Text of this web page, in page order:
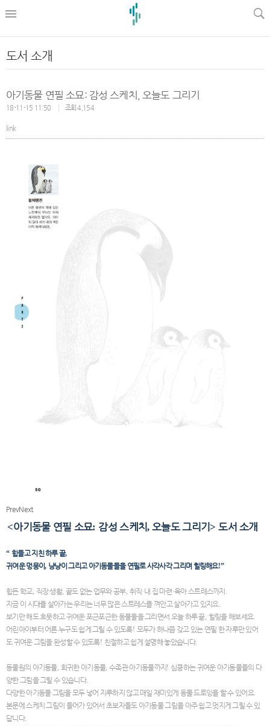
도서 소개
아기동물 연필 소묘: 감성 스케치, 오늘도 그리기
18-11-15 11:50 조회 4,154
link
PrevNext
<아기동물 연필 소묘: 감성 스케치,오늘도 그리기>도서 소개
“ 힘들고 지친 하루 끝,
귀여운 멍뭉이, 냥냥이 그리고 아기동물들을 연필로 사각사각 그리며 힐링해요!”
힘든 학교, 직장 생활, 끝도 없는 업무와 공부, 취직·내 집 마련·육아 스트레스까지 .
지금 이 시대를 살아가는 우리는 너무 많은 스트레스를 껴안고 살아가고 있지요.
보기만 해도 흐뭇하고 귀여운 포근포근한 동물들을 그리면서 오늘 하루 끝, 힐링을 해보세요.
어린아이부터 어른 누구도 쉽게 그릴 수 있도록! 모두가 하나쯤 갖고 있는 연필 한 자루만 있어
도 귀여운 그림을 완성할 수 있도록! 친절하고 쉽게 설명해 놓았습니다.
동물원의 아기동물, 희귀한 아기동물,수족관 아기동물까지 !심쿵하는 귀여운 아기동물들의 다
양한 그림을 그릴 수 있습니다.
다양한 아기동물 그림을 모두 넣어 지루하지 않고 매일 재미있게 동물 드로잉을 할 수 있어요.
본문에 스케치 그림이 들어가 있어서 초보자들도 아기동물 그림을 아주 쉽고 멋지게 그릴 수 있
답니다.